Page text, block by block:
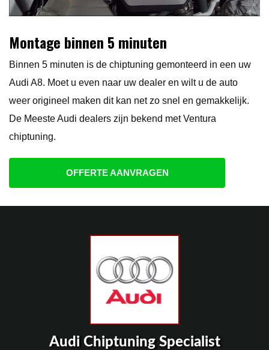
Montage binnen 5 minuten
Binnen 5 minuten is de chiptuning gemonteerd in een uw
Audi A8. Moet u even naar uw dealer en wilt u de auto
weer origineel maken dit kan net zo snel en gemakkelijk.
De Meeste Audi dealers zijn bekend met Ventura
chiptuning.
OFFERTE AANVRAGEN
Audi Chiptuning Specialist